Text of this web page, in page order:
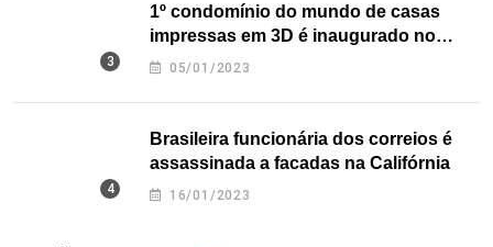
1º condomínio do mundo de casas
impressas em 3D é inaugurado no
Texas
05/01/2023
Brasileira funcionária dos correios é
assassinada a facadas na Califórnia
16/01/2023